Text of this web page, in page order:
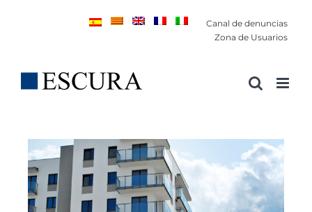
Canal de denuncias
Zona de Usuarios